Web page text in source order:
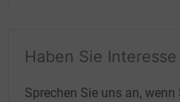
Haben Sie
Sprechen Sie uns an,